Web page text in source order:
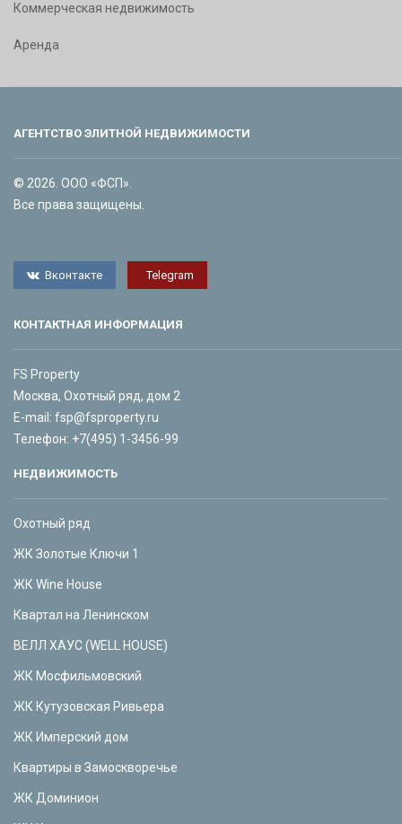
Коммерческая недвижимость
Аренда
АГЕНТСТВО ЭЛИТНОЙ НЕДВИЖИМОСТИ
© 2026. ООО «ФСП».
Все права защищены.
Вконтакте Telegram
КОНТАКТНАЯ ИНФОРМАЦИЯ
FS Property
Москва, Охотный ряд, дом 2
E-mail: fsp@fsproperty.ru
Телефон: +7(495) 1-3456-99
НЕДВИЖИМОСТЬ
Охотный ряд
ЖК Золотые Ключи 1
ЖК Wine House
Квартал на Ленинском
ВЕЛЛ ХАУС (WELL HOUSE)
ЖК Мосфильмовский
ЖК Кутузовская Ривьера
ЖК Имперский дом
Квартиры в Замоскворечье
ЖК Доминион